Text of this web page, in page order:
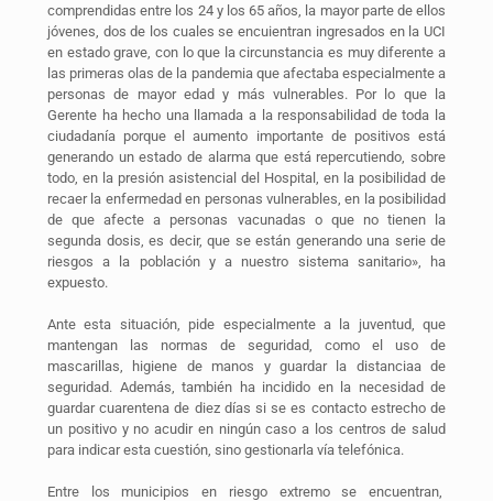
comprendidas entre los 24 y los 65 años, la mayor parte de ellos
jóvenes, dos de los cuales se encuientran ingresados en la UCI
en estado grave, con lo que la circunstancia es muy diferente a
las primeras olas de la pandemia que afectaba especialmente a
personas de mayor edad y más vulnerables. Por lo que la
Gerente ha hecho una llamada a la responsabilidad de toda la
ciudadanía porque el aumento importante de positivos está
generando un estado de alarma que está repercutiendo, sobre
todo, en la presión asistencial del Hospital, en la posibilidad de
recaer la enfermedad en personas vulnerables, en la posibilidad
de que afecte a personas vacunadas o que no tienen la
segunda dosis, es decir, que se están generando una serie de
riesgos a la población y a nuestro sistema sanitario», ha
expuesto.
Ante esta situación, pide especialmente a la juventud, que
mantengan las normas de seguridad, como el uso de
mascarillas, higiene de manos y guardar la distanciaa de
seguridad. Además, también ha incidido en la necesidad de
guardar cuarentena de diez días si se es contacto estrecho de
un positivo y no acudir en ningún caso a los centros de salud
para indicar esta cuestión, sino gestionarla vía telefónica.
Entre los municipios en riesgo extremo se encuentran,